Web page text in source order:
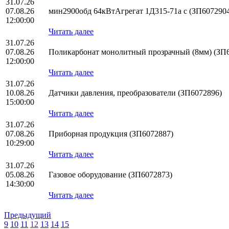
07.08.26
12:00:00
мин2900обд 64кВтАгрегат 1Д315-71а с
Читать далее
31.07.26
07.08.26
12:00:00
Поликарбонат монолитный прозрачный (8мм)
Читать далее
31.07.26
10.08.26
15:00:00
Датчики давления, преобразователи (ЗП6072896)
Читать далее
31.07.26
07.08.26
10:29:00
Приборная продукция (ЗП6072887)
Читать далее
31.07.26
05.08.26
14:30:00
Газовое оборудование (ЗП6072873)
Читать далее
Предыдущий
9 10 11 12 13 14 15